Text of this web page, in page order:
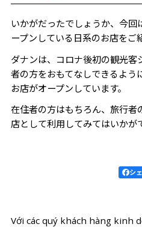
いかがだったでしょうか、今
ープンしている日系のお店をご
ダナンは、コロナ後初の観光客
者の方をおもてなしできるよう
お店がオープンしています。
在住者の方はもちろん、旅行者
店として利用してみてはいかが
シ
Với các quý khách hàng kinh